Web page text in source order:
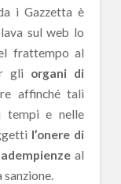
i Gazzetta è
sul web lo
frattempo al
gli organi di
affinché tali
tempi e nelle
l’onere di
al
sanzione.